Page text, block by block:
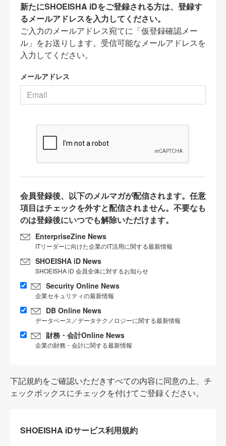
新たにSHOEISHA iDをご登録される方は、登録す
るメールアドレスを入力してください。
ご入力のメールアドレス宛てに「仮登録確認メー
ル」をお送りします。受信可能なメールアドレスを
入力してください。
メールアドレス
会員登録後、以下のメルマガが配信されます。任意
項目はチェックを外すと配信されません。不要なも
のは登録後にいつでも解除いただけます。
EnterpriseZine News
ITリーダーに向けた企業のIT活用に関する最新情報
SHOEISHA iD News
SHOEISHA iD 会員全体に対するお知らせ
Security Online News
企業セキュリティの最新情報
DB Online News
データベース／データテクノロジーに関する最新情報
財務・会計Online News
企業の財務・会計に関する最新情報
下記規約をご確認いただきすべての内容に同意の上、チ
ェックボックスにチェックを付けてご登録ください。
SHOEISHA iDサービス利用規約